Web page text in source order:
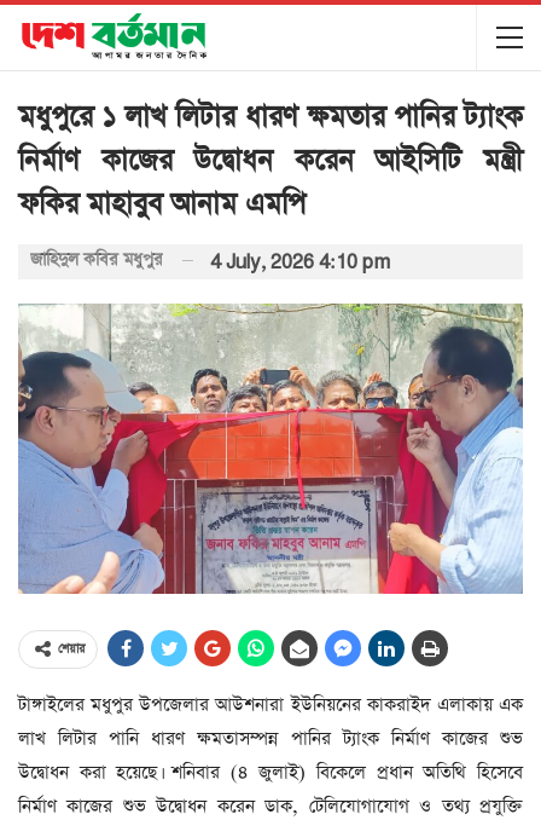
মধুপুরে ১ লাখ লিটার ধারণ ক্ষমতার পানির ট্যাংক
নির্মাণ কাজের উদ্বোধন করেন আইসিটি মন্ত্রী
ফকির মাহাবুব আনাম এমপি
জাহিদুল কবির মধুপুর 4 July, 2026 4:10 pm
শেয়ার
টাঙ্গাইলের মধুপুর উপজেলার আউশনারা ইউনিয়নের কাকরাইদ এলাকায় এক
লাখ লিটার পানি ধারণ ক্ষমতাসম্পন্ন পানির ট্যাংক নির্মাণ কাজের শুভ
উদ্বোধন করা হয়েছে। শনিবার (৪ জুলাই) বিকেলে প্রধান অতিথি হিসেবে
নির্মাণ কাজের শুভ উদ্বোধন করেন ডাক, টেলিযোগাযোগ ও তথ্য প্রযুক্তি